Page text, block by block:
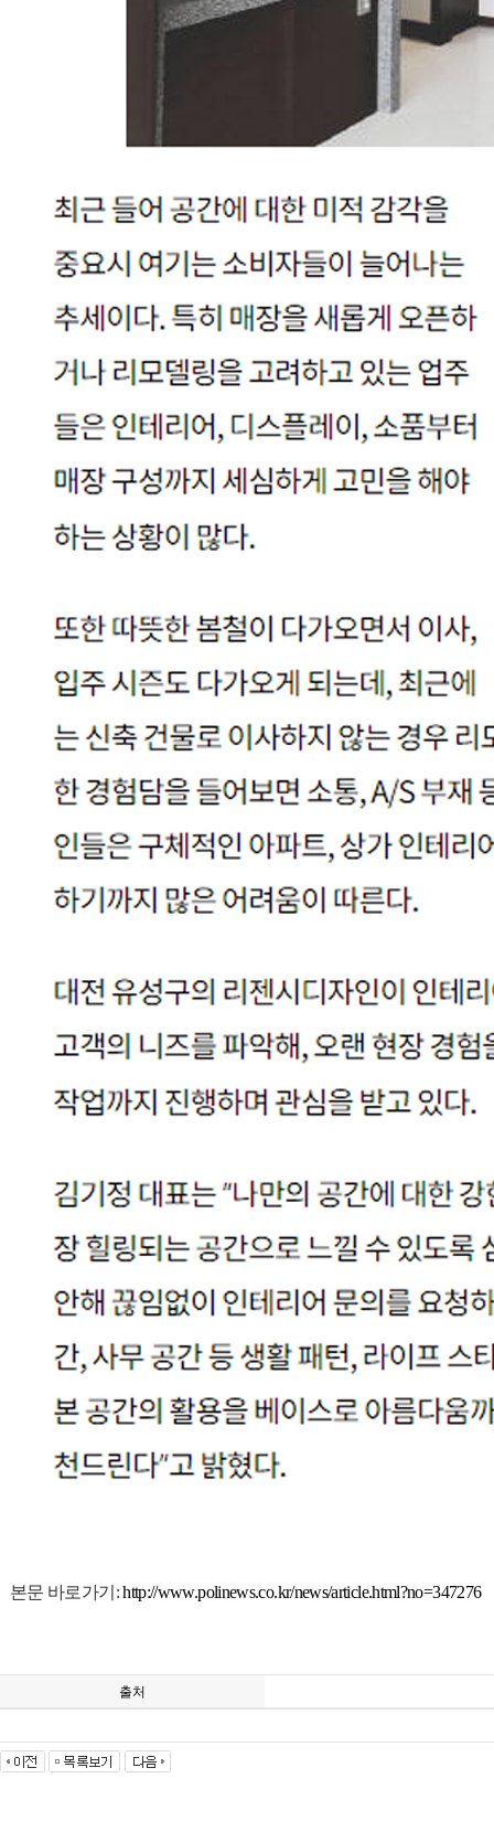
본문 바로가기:http://www.polinews.co.kr/news/article.html?no=347276
출처